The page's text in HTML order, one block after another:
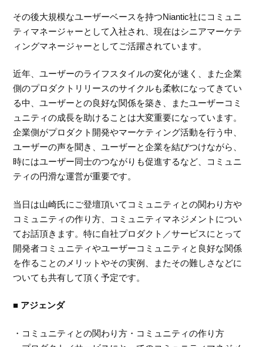
その後大規模なユーザーベースを持つNiantic社にコミュニ
ティマネージャーとして入社され、現在はシニアマーケテ
ィングマネージャーとしてご活躍されています。
近年、ユーザーのライフスタイルの変化が速く、また企業
側のプロダクトリリースのサイクルも柔軟になってきてい
る中、ユーザーとの良好な関係を築き、またユーザーコミ
ュニティの成長を助けることは大変重要になっています。
企業側がプロダクト開発やマーケティング活動を行う中、
ユーザーの声を聞き、ユーザーと企業を結びつけながら、
時にはユーザー同士のつながりも促進するなど、コミュニ
ティの円滑な運営が重要です。
当日は山崎氏にご登壇頂いてコミュニティとの関わり方や
コミュニティの作り方、コミュニティマネジメントについ
てお話頂きます。特に自社プロダクト／サービスにとって
開発者コミュニティやユーザーコミュニティと良好な関係
を作ることのメリットやその実例、またその難しさなどに
ついても共有して頂く予定です。
■ アジェンダ
・コミュニティとの関わり方・コミュニティの作り方